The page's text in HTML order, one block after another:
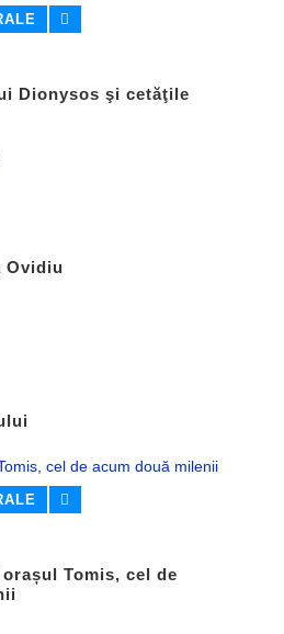
Dionysos şi cetăţile
Ovidiu
Tomis, cel de